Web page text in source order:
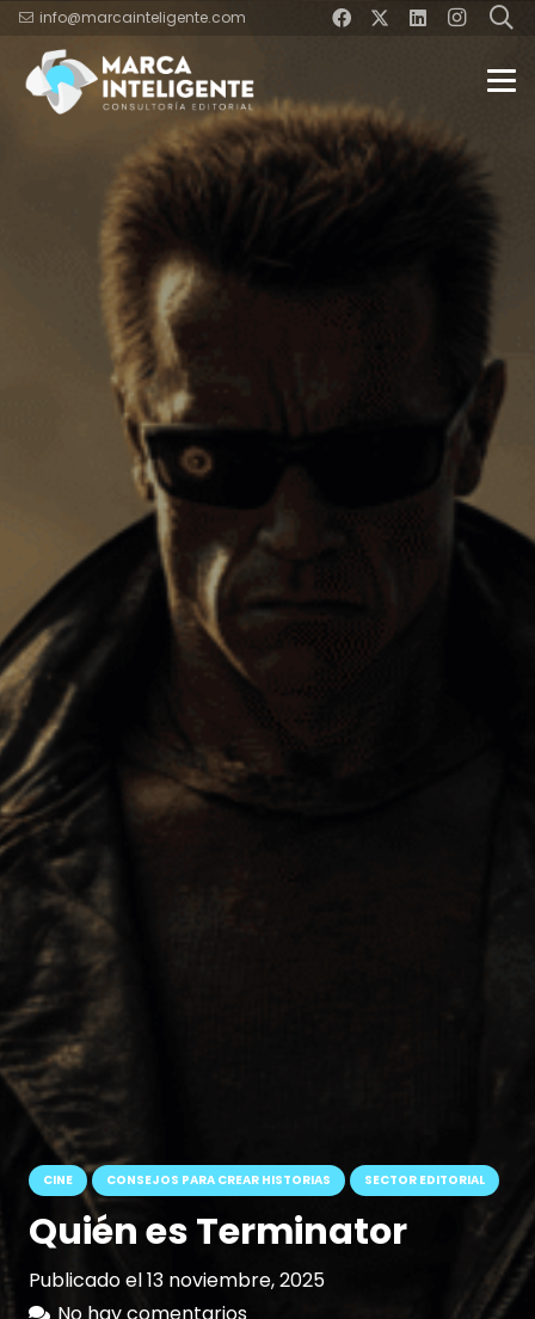
info@marcainteligente.com
CINE CONSEJOS PARA CREAR HISTORIAS SECTOR EDITORIAL
Quién es Terminator
Publicado el13 noviembre, 2025